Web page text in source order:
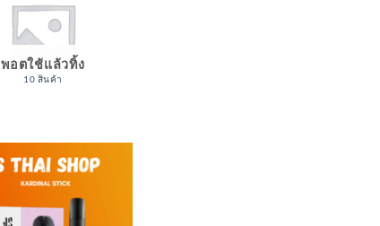
พอตใช้แล้วทิ้ง
10 สินค้า